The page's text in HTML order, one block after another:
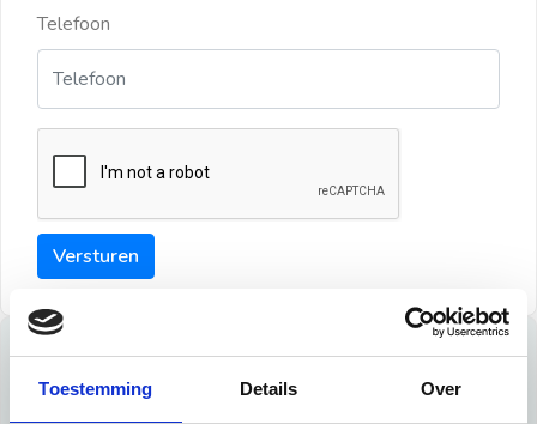
Toestemming Details Over
Telefoon
Versturen
Tips